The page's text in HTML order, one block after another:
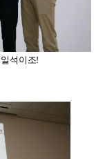
일석이조!